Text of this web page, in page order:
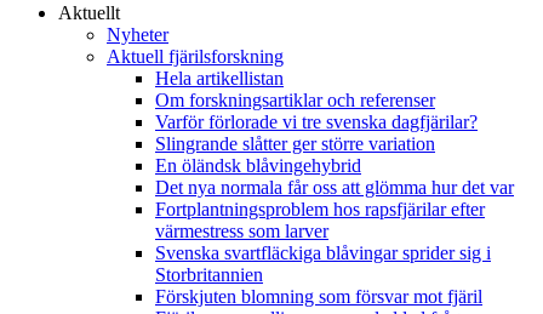
Aktuellt
Nyheter
Aktuell fjärilsforskning
Hela artikellistan
Om forskningsartiklar och referenser
Varför förlorade vi tre svenska dagfjärilar?
Slingrande slåtter ger större variation
En öländsk blåvingehybrid
Det nya normala får oss att glömma hur det var
Fortplantningsproblem hos rapsfjärilar efter
värmestress som larver
Svenska svartfläckiga blåvingar sprider sig i
Storbritannien
Förskjuten blomning som försvar mot fjäril